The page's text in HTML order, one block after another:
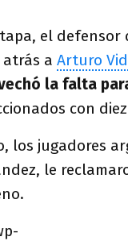
el defensor
a Arturo
la falta
con
los jugadores
le